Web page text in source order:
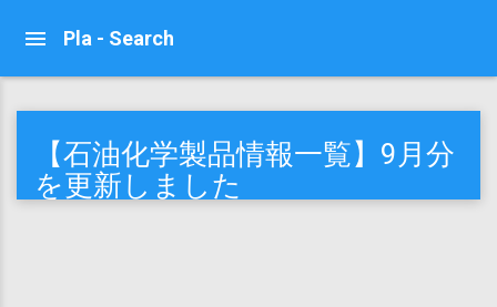
Pla - Search
【石油化学製品情報一覧】9月分
を更新しました